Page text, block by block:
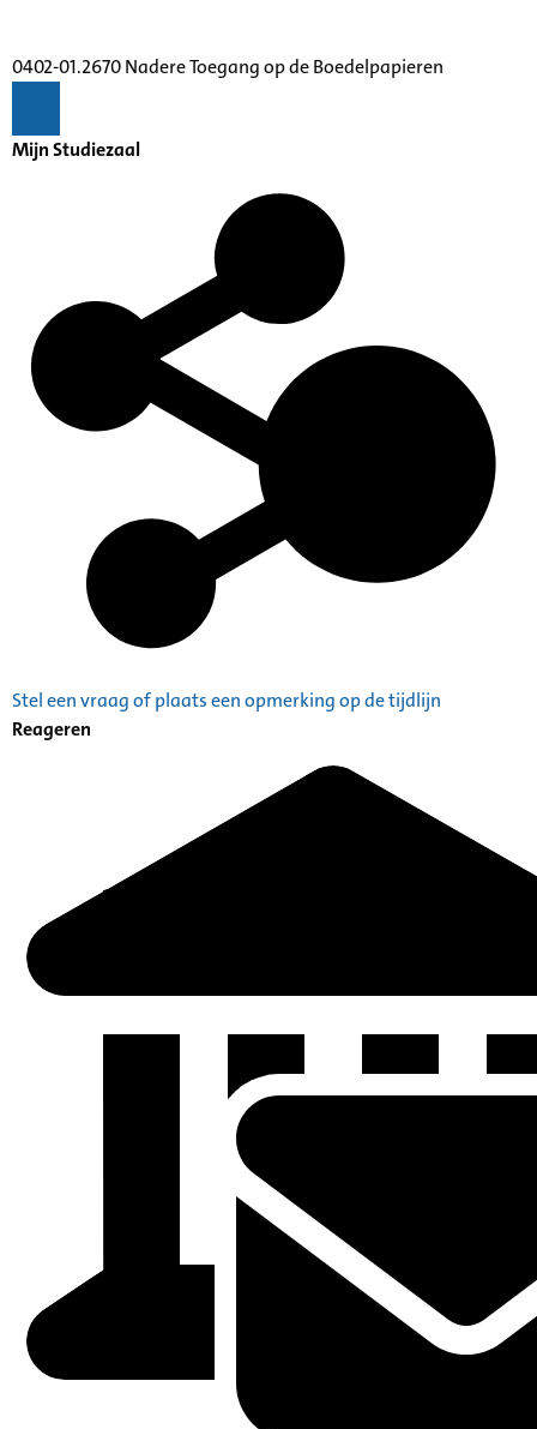
0402-01.2670 Nadere Toegang op de Boedelpapieren
Mijn Studiezaal
Stel een vraag of plaats een opmerking op de tijdlijn
Reageren